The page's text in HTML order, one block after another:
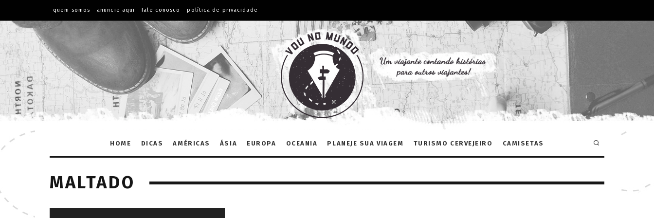
quem somos anuncie aqui fale conosco política de privacidade
HOME DICAS AMÉRICAS ÁSIA EUROPA OCEANIA PLANEJE SUA VIAGEM TURISMO CERVEJEIRO CAMISETAS
MALTADO